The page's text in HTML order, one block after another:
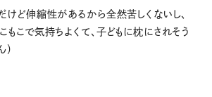
けど伸縮性があるから全然苦しくないし、
もこで気持ちよくて、子どもに枕にされそう
）